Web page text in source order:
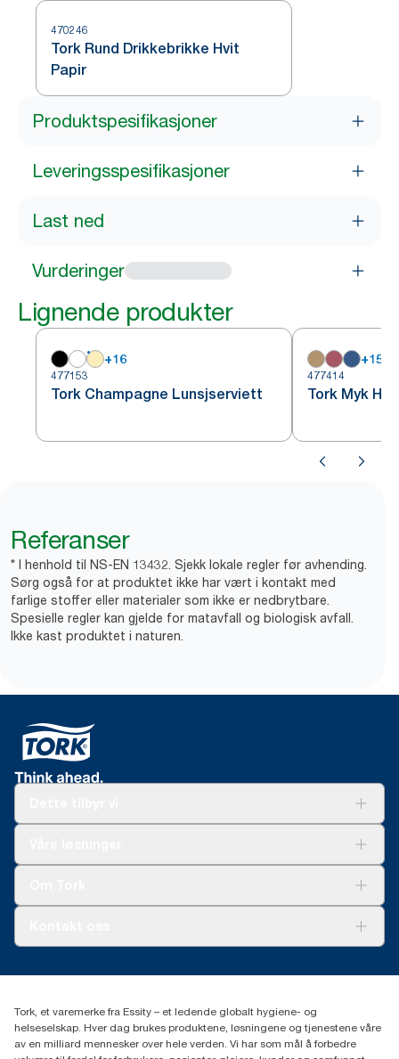
470246
Tork Rund Drikkebrikke Hvit
Papir
Produktspesifikasjoner
Leveringsspesifikasjoner
Last ned
Vurderinger
Lignende produkter
+16
477153
Tork Champagne Lunsjserviett
+15
477414
Tork Myk
Referanser
* I henhold til NS-EN 13432. Sjekk lokale regler før avhending.
Sørg også for at produktet ikke har vært i kontakt med
farlige stoffer eller materialer som ikke er nedbrytbare.
Spesielle regler kan gjelde for matavfall og biologisk avfall.
Ikke kast produktet i naturen.
(+47) 22 70 62 00
Fredrik Selmers vei 6
0603 OSLO
Tork, et varemerke fra Essity – et ledende globalt hygiene- og
helseselskap. Hver dag brukes produktene, løsningene og tjenestene våre
av en milliard mennesker over hele verden. Vi har som mål å forbedre